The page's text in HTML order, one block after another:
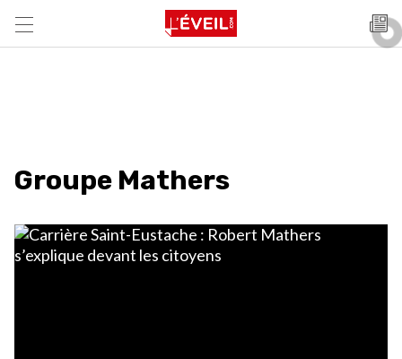
Groupe Mathers